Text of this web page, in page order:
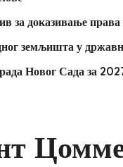
за доказивање права
земљишта у
Новог Сада за